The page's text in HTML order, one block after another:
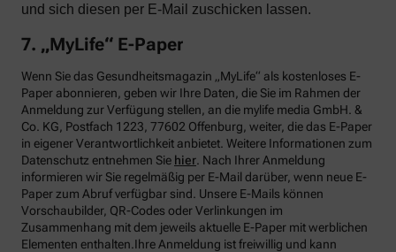
und sich diesen per E-Mail zuschicken lassen.
7. „MyLife“ E-Paper
Wenn Sie das Gesundheitsmagazin „MyLife“ als kostenloses E-
Paper abonnieren, geben wir Ihre Daten, die Sie im Rahmen der
Anmeldung zur Verfügung stellen, an die mylife media GmbH. &
Co. KG, Postfach 1223, 77602 Offenburg, weiter, die das E-Paper
in eigener Verantwortlichkeit anbietet. Weitere Informationen zum
Datenschutz entnehmen Sie hier . Nach Ihrer Anmeldung
informieren wir Sie regelmäßig per E-Mail darüber, wenn neue E-
Paper zum Abruf verfügbar sind. Unsere E-Mails können
Vorschaubilder, QR-Codes oder Verlinkungen im
Zusammenhang mit dem jeweils aktuelle E-Paper mit werblichen
Elementen enthalten.Ihre Anmeldung ist freiwillig und kann